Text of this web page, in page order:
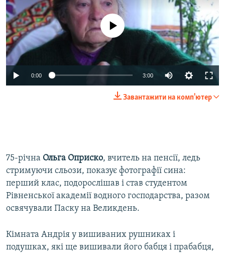
No media source currently available
0:00 3:00
Завантажити на комп'ютер
75-річна Ольга Оприско, вчитель на пенсії, ледь
стримуючи сльози, показує фотографії сина:
перший клас, подорослішав і став студентом
Рівненської академії водного господарства, разом
освячували Паску на Великдень.
Кімната Андрія у вишиваних рушниках і
подушках, які ще вишивали його бабця і прабабця,